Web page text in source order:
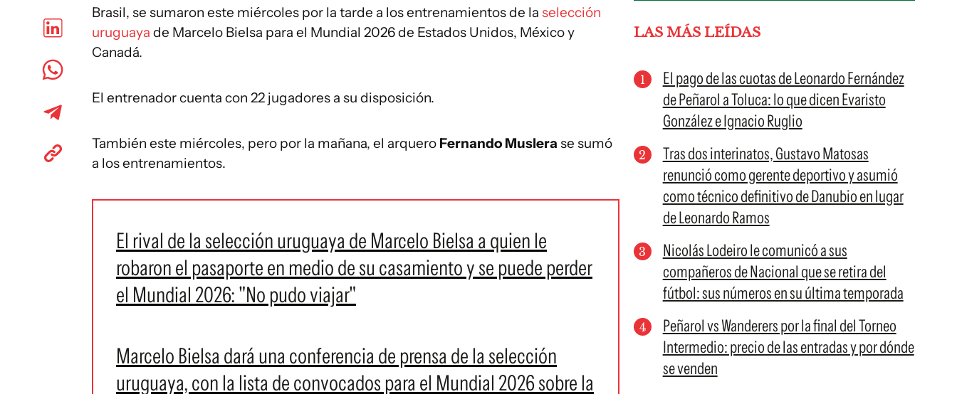
Brasil, se sumaron este miércoles por la tarde a los entrenamientos de la selección
uruguaya de Marcelo Bielsa para el Mundial 2026 de Estados Unidos, México y
Canadá.
El entrenador cuenta con 22 jugadores a su disposición.
También este miércoles, pero por la mañana, el arquero Fernando Muslera se sumó
a los entrenamientos.
El rival de la selección uruguaya de Marcelo Bielsa a quien le
robaron el pasaporte en medio de su casamiento y se puede perder
el Mundial 2026: "No pudo viajar"
Marcelo Bielsa dará una conferencia de prensa de la selección
uruguaya, con la lista de convocados para el Mundial 2026 sobre la
LAS MÁS LEÍDAS
El pago de las cuotas de Leonardo Fernández
de Peñarol a Toluca: lo que dicen Evaristo
González e Ignacio Ruglio
Tras dos interinatos, Gustavo Matosas
renunció como gerente deportivo y asumió
como técnico definitivo de Danubio en lugar
de Leonardo Ramos
Nicolás Lodeiro le comunicó a sus
compañeros de Nacional que se retira del
fútbol: sus números en su última temporada
Peñarol vs Wanderers por la final del Torneo
Intermedio: precio de las entradas y por dónde
se venden